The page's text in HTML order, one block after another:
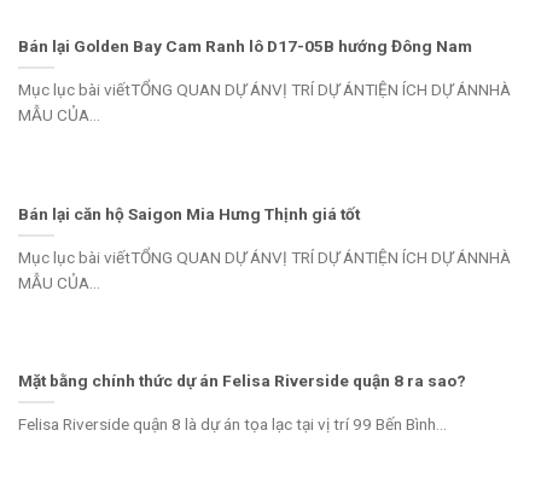
Bán lại Golden Bay Cam Ranh lô D17-05B hướng Đông Nam
Mục lục bài viếtTỔNG QUAN DỰ ÁNVỊ TRÍ DỰ ÁNTIỆN ÍCH DỰ ÁNNHÀ
MẪU CỦA...
Bán lại căn hộ Saigon Mia Hưng Thịnh giá tốt
Mục lục bài viếtTỔNG QUAN DỰ ÁNVỊ TRÍ DỰ ÁNTIỆN ÍCH DỰ ÁNNHÀ
MẪU CỦA...
Mặt bằng chính thức dự án Felisa Riverside quận 8 ra sao?
Felisa Riverside quận 8 là dự án tọa lạc tại vị trí 99 Bến Bình...